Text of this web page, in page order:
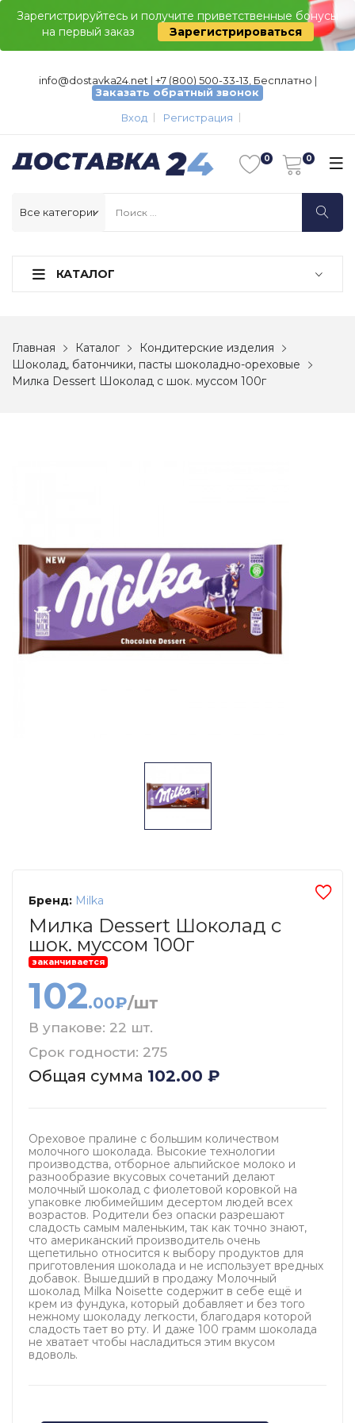
Зарегистрируйтесь и получите приветственные бонусы
на первый заказ
Зарегистрироваться
info@dostavka24.net | +7 (800) 500-33-13, Бесплатно |
Заказать обратный звонок
Вход
Регистрация
КАТАЛОГ
Главная Каталог
Кондитерские изделия
Шоколад, батончики, пасты шоколадно-ореховые
Милка Dessert Шоколад с шок. муссом 100г
Бренд: Milka
Милка Dessert Шоколад с
шок. муссом 100г
заканчивается
102.00₽/шт
В упакове: 22 шт.
Срок годности: 275
Общая сумма 102.00 ₽
Ореховое пралине с большим количеством
молочного шоколада. Высокие технологии
производства, отборное альпийское молоко и
разнообразие вкусовых сочетаний делают
молочный шоколад с фиолетовой коровкой на
упаковке любимейшим десертом людей всех
возрастов. Родители без опаски разрешают
сладость самым маленьким, так как точно знают,
что американский производитель очень
щепетильно относится к выбору продуктов для
приготовления шоколада и не использует вредных
добавок. Вышедший в продажу Молочный
шоколад Milka Noisette содержит в себе ещё и
крем из фундука, который добавляет и без того
нежному шоколаду легкости, благодаря которой
сладость тает во рту. И даже 100 грамм шоколада
не хватает чтобы насладиться этим вкусом
вдоволь.